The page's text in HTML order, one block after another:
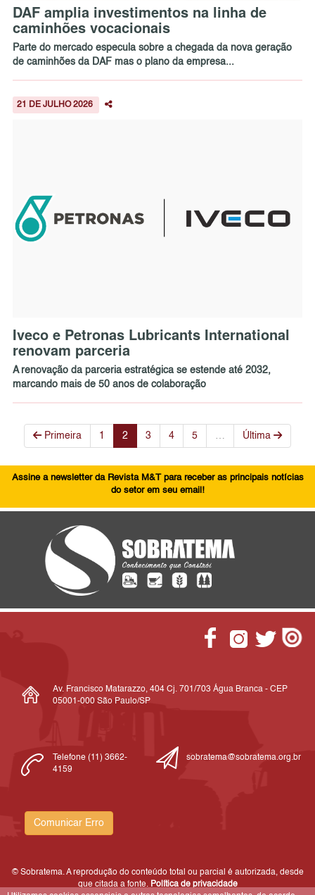
DAF amplia investimentos na linha de
caminhões vocacionais
Parte do mercado especula sobre a chegada da nova geração
de caminhões da DAF mas o plano da empresa...
21 DE JULHO 2026
Iveco e Petronas Lubricants International
renovam parceria
A renovação da parceria estratégica se estende até 2032,
marcando mais de 50 anos de colaboração
Primeira 1 2 3 4 5 Última
Assine a newsletter da Revista M&T para receber as principais notícias
do setor em seu email!
Av. Francisco Matarazzo, 404 Cj. 701/703 Água Branca - CEP
05001-000 São Paulo/SP
Telefone (11) 3662-
4159
sobratema@sobratema.org.br
Comunicar Erro
© Sobratema. A reprodução do conteúdo total ou parcial é autorizada, desde
que citada a fonte. Política de privacidade